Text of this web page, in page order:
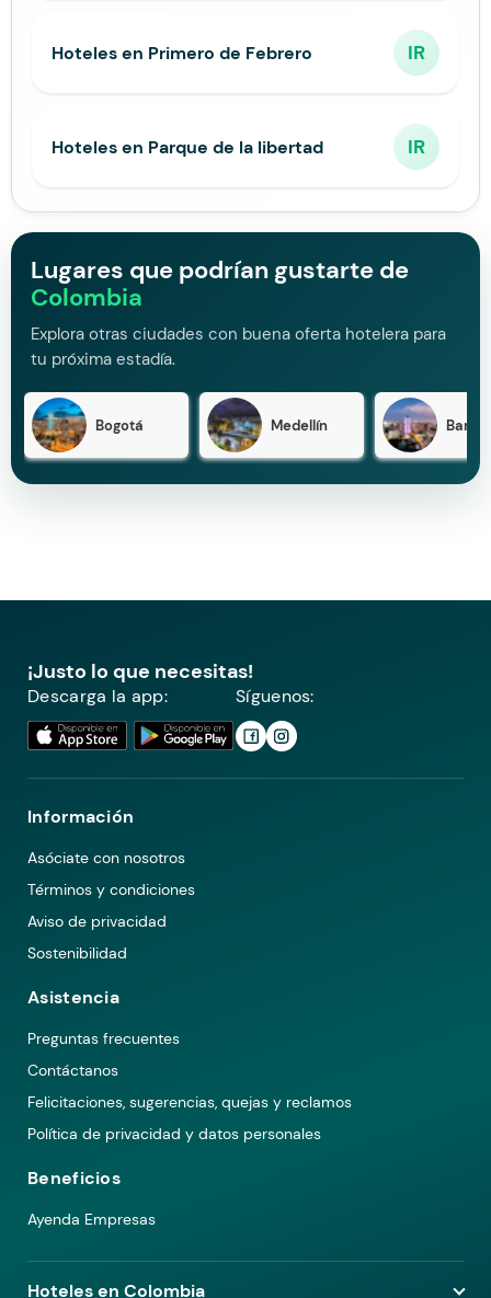
Hoteles en Primero de Febrero IR
Hoteles en Parque de la libertad IR
Lugares que podrían gustarte de
Colombia
Explora otras ciudades con buena oferta hotelera para
tu próxima estadía.
Bogotá Medellín
¡Justo lo que necesitas!
Descarga la app: Síguenos:
Información
Asóciate con nosotros
Términos y condiciones
Aviso de privacidad
Sostenibilidad
Asistencia
Preguntas frecuentes
Contáctanos
Felicitaciones, sugerencias, quejas y reclamos
Política de privacidad y datos personales
Beneficios
Ayenda Empresas
Hoteles en Colombia